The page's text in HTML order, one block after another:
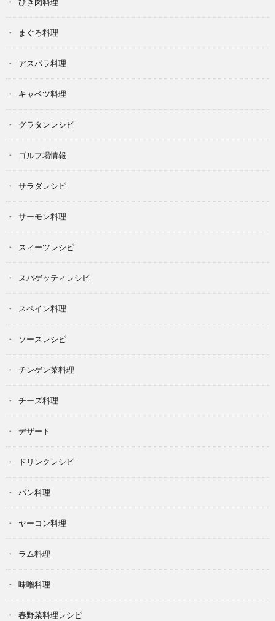
ひき肉料理
まぐろ料理
アスパラ料理
キャベツ料理
グラタンレシピ
ゴルフ場情報
サラダレシピ
サーモン料理
スィーツレシピ
スパゲッティレシピ
スペイン料理
ソースレシピ
チンゲン菜料理
チーズ料理
デザート
ドリンクレシピ
パン料理
ヤーコン料理
ラム料理
味噌料理
春野菜料理レシピ